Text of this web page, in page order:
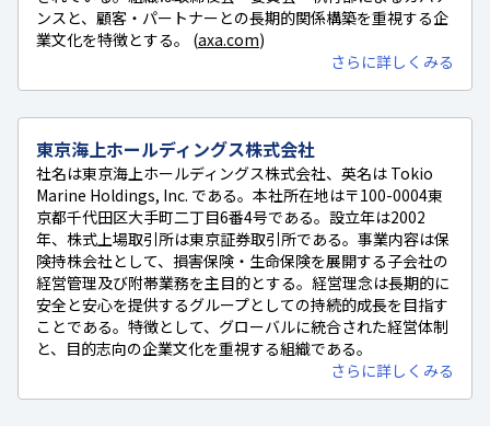
ンスと、顧客・パートナーとの長期的関係構築を重視する企
業文化を特徴とする。 (axa.com)
さらに詳しくみる
東京海上ホールディングス株式会社
社名は東京海上ホールディングス株式会社、英名は Tokio
Marine Holdings, Inc. である。本社所在地は〒100-0004東
京都千代田区大手町二丁目6番4号である。設立年は2002
年、株式上場取引所は東京証券取引所である。事業内容は保
険持株会社として、損害保険・生命保険を展開する子会社の
経営管理及び附帯業務を主目的とする。経営理念は長期的に
安全と安心を提供するグループとしての持続的成長を目指す
ことである。特徴として、グローバルに統合された経営体制
と、目的志向の企業文化を重視する組織である。
さらに詳しくみる